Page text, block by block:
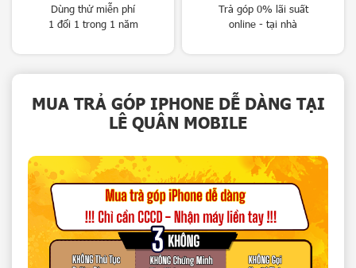
Dùng thử miễn phí
1 đổi 1 trong 1 năm
Trả góp 0% lãi suất
online - tại nhà
MUA TRẢ GÓP IPHONE DỄ DÀNG TẠI
LÊ QUÂN MOBILE